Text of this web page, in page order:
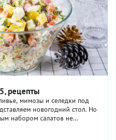
рецепты
мимозы и селедки под
новогодний стол. Но
набором салатов не